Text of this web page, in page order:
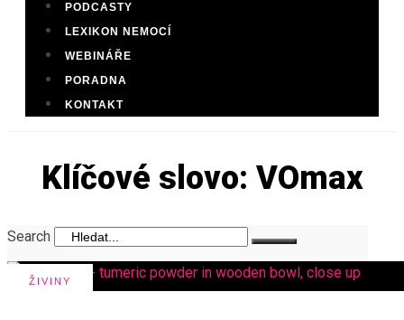
PODCASTY
LEXIKON NEMOCÍ
WEBINÁŘE
PORADNA
KONTAKT
Klíčové slovo: VOmax
Search
ŽIVINY